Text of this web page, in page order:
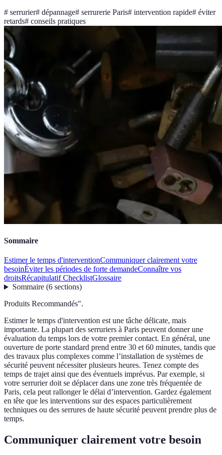
# serrurier# dépannage# serrurerie Paris# intervention rapide# éviter
retards# conseils pratiques
Sommaire
Estimer le temps d'interventionCommuniquer clairement votre
besoinÉviter les périodes de forte demandeConnaître vos
droitsRécapitulatif ChecklistGlossaire
Sommaire(6 sections)
Produits Recommandés".
Estimer le temps d'intervention est une tâche délicate, mais
importante. La plupart des serruriers à Paris peuvent donner une
évaluation du temps lors de votre premier contact. En général, une
ouverture de porte standard prend entre 30 et 60 minutes, tandis que
des travaux plus complexes comme l’installation de systèmes de
sécurité peuvent nécessiter plusieurs heures. Tenez compte des
temps de trajet ainsi que des éventuels imprévus. Par exemple, si
votre serrurier doit se déplacer dans une zone très fréquentée de
Paris, cela peut rallonger le délai d’intervention. Gardez également
en tête que les interventions sur des espaces particulièrement
techniques ou des serrures de haute sécurité peuvent prendre plus de
temps.
Communiquer clairement votre besoin